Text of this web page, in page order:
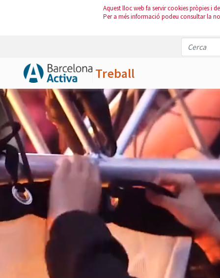
Aquest lloc web fa servir cookies pròpies i
Per a més informació podeu consultar la
Treball
Salta al contingut principal